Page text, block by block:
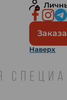
Наверх